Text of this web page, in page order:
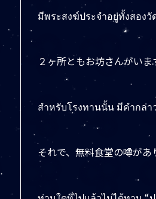
มีพระสงฆ์ประจำอยู่ทั้งสองวั
２ヶ所ともお坊さんがいま
สำหรับโรงทานนั้น มีคำกล่า
それで、無料食堂の噂があ